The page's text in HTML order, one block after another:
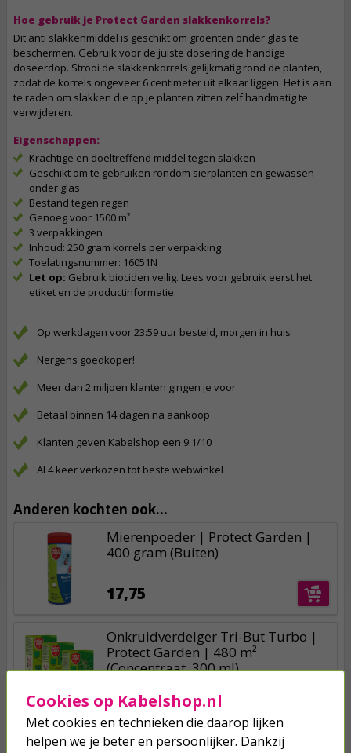
Hoe gebruik je Protect Garden slakkenkorrels?
Dit anti slakkenmiddel is geschikt om groenten onder glas te
beschermen. Gebruik voor de juiste dosering de handige
doseerdop. Strooi de slakkenkorrels gelijkmatig rond de planten,
zodat de korrels ongeveer 6 centimeter uit elkaar liggen. Het is aan
te raden om slakken die op je planten zitten zelf handmatig te
verwijderen.
Eigenschappen:
Krachtige en doeltreffend middel tegen slakken
Geschikt om te gebruiken rondom sierplanten en gewassen
onder glas
Bestand tegen regen
Genoeg voor 1500 m²
3 verpakkingen
Inhoud: 250 gram korrels per verpakking
Toelatingsnummer: 16051N
Let op: Gebruik biociden veilig. Lees voor gebruik eerst het
etiket en de productinformatie.
Op werkdagen voor 23:59 uur besteld, morgen in huis
Nergens goedkoper!
Meer dan 2 miljoen klanten gingen je voor
Betaal binnen 14 dagen na aankoop
Klanten geven Kabelshop een 9.1/10
Al 4 keer verkozen tot beste webwinkel
Anderen kochten ook...
Mierenpoeder | Protect Garden |
400 gram (Buiten)
17,75
Onkruidverdelger Tri-But Turbo |
Protect Garden | 480 m²
(Concentraat, 300 ml)
40,89
Slakkenval | BSI | 2 stuks
Cookies op Kabelshop.nl
Met cookies en technieken die daarop lijken
helpen we je beter en persoonlijker. Dankzij